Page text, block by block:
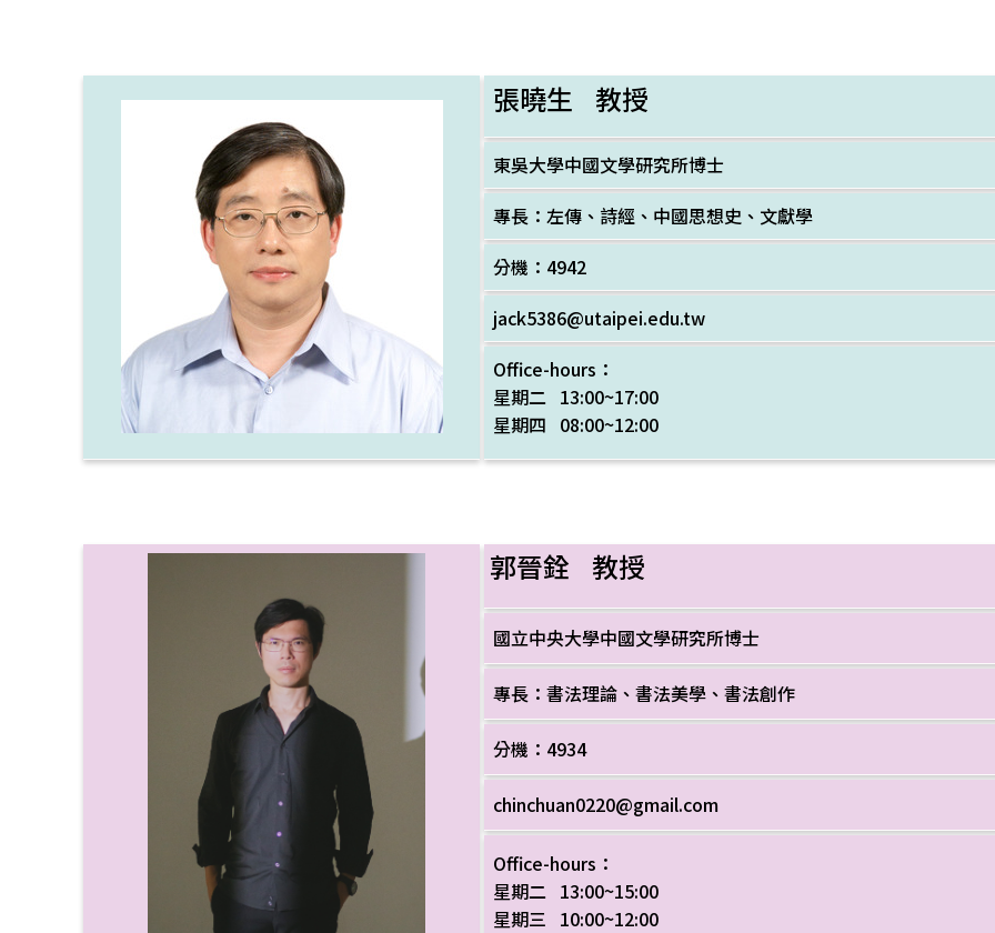
張曉生 教授
東吳大學中國文學研究所博士
專長：左傳、詩經、中國思想史、文獻學
分機：4942
jack5386@utaipei.edu.tw
Office-hours：
星期二 13:00~17:00
星期四 08:00~12:00
郭晉銓 教授
國立中央大學中國文學研究所博士
專長：書法理論、書法美學、書法創作
分機：4934
chinchuan0220@gmail.com
Office-hours：
星期二 13:00~15:00
星期三 10:00~12:00